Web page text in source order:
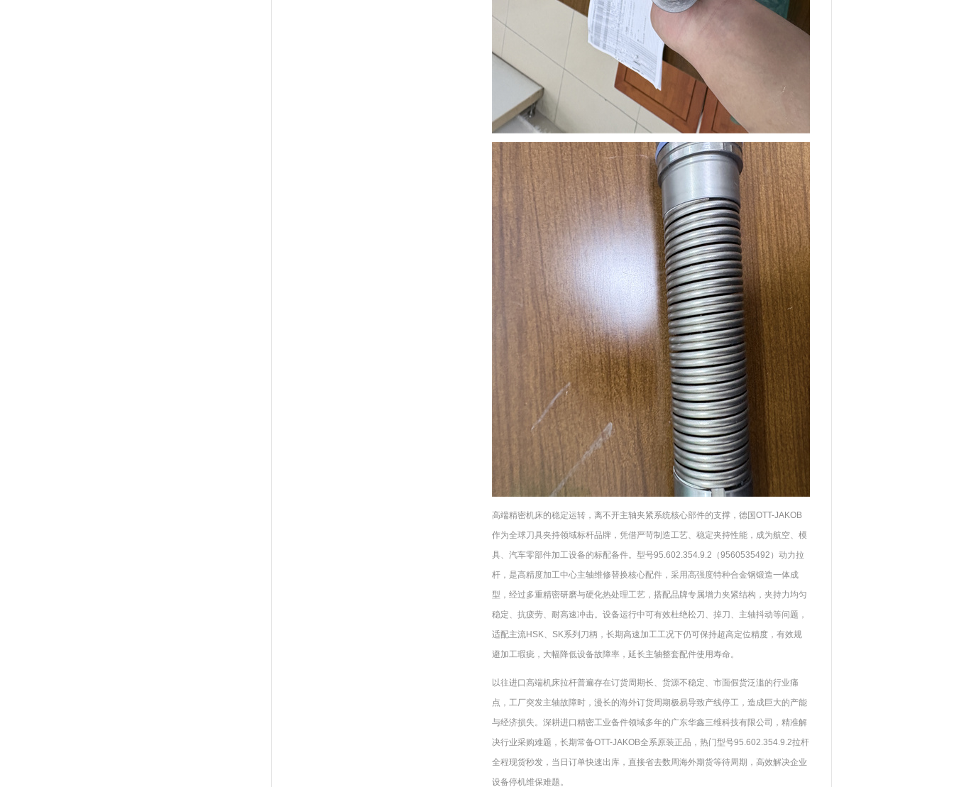
高端精密机床的稳定运转，离不开主轴夹紧系统核心部件的支撑，德国OTT-JAKOB
作为全球刀具夹持领域标杆品牌，凭借严苛制造工艺、稳定夹持性能，成为航空、模
具、汽车零部件加工设备的标配备件。型号95.602.354.9.2（9560535492）动力拉
杆，是高精度加工中心主轴维修替换核心配件，采用高强度特种合金钢锻造一体成
型，经过多重精密研磨与硬化热处理工艺，搭配品牌专属增力夹紧结构，夹持力均匀
稳定、抗疲劳、耐高速冲击。设备运行中可有效杜绝松刀、掉刀、主轴抖动等问题，
适配主流HSK、SK系列刀柄，长期高速加工工况下仍可保持超高定位精度，有效规
避加工瑕疵，大幅降低设备故障率，延长主轴整套配件使用寿命。
以往进口高端机床拉杆普遍存在订货周期长、货源不稳定、市面假货泛滥的行业痛
点，工厂突发主轴故障时，漫长的海外订货周期极易导致产线停工，造成巨大的产能
与经济损失。深耕进口精密工业备件领域多年的广东华鑫三维科技有限公司，精准解
决行业采购难题，长期常备OTT-JAKOB全系原装正品，热门型号95.602.354.9.2拉杆
全程现货秒发，当日订单快速出库，直接省去数周海外期货等待周期，高效解决企业
设备停机维保难题。